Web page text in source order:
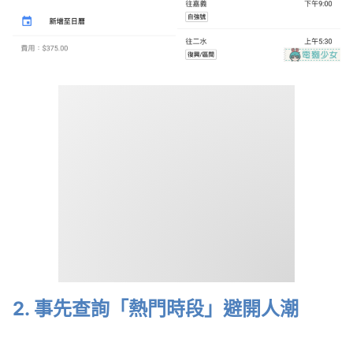
2. 事先查詢「熱門時段」避開人潮